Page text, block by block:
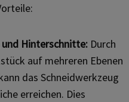
Hinterschnitte: Durch
auf mehreren Ebenen
das Schneidwerkzeug
erreichen. Dies